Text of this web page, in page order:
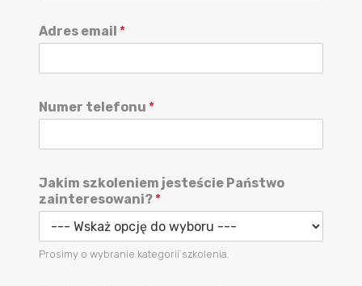
Adres email *
Numer telefonu *
Jakim szkoleniem jesteście Państwo
zainteresowani? *
Prosimy o wybranie kategorii szkolenia.